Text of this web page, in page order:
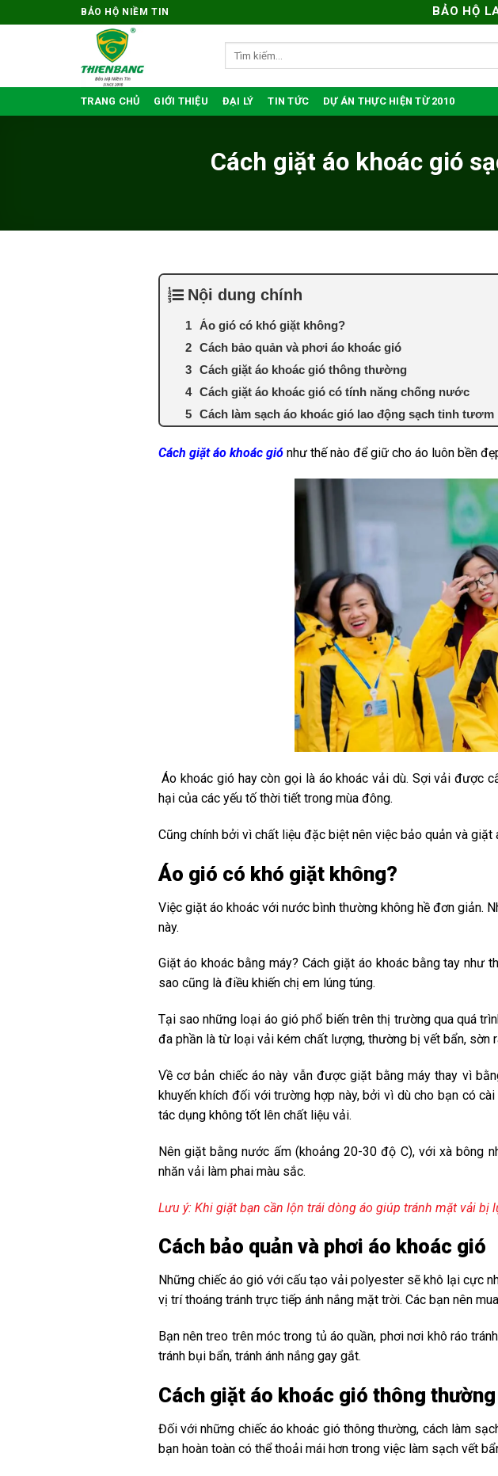
qua
BẢO HỘ NIỀM TIN BẢO HỘ
TRANG CHỦ GIỚI THIỆU ĐẠI LÝ TIN TỨC DỰ ÁN THỰC HIỆN TỪ 2010
Cách giặt áo khoác gió
Nội dung chính
Áo gió có khó giặt không?
Cách bảo quản và phơi áo khoác gió
Cách giặt áo khoác gió thông thường
Cách giặt áo khoác gió có tính năng chống nước
Cách làm sạch áo khoác gió lao động sạch tinh tươm
Cách giặt áo khoác giónhư thế nào để giữ cho áo luôn bền
Áo khoác gió hay còn gọi là áo khoác vải dù. Sợi vải được
hại của các yếu tố thời tiết trong mùa đông.
Cũng chính bởi vì chất liệu đặc biệt nên việc bảo quản và
Áo gió có khó giặt không?
Việc giặt áo khoác với nước bình thường không hề đơn giản.
này.
Giặt áo khoác bằng máy? Cách giặt áo khoác bằng tay như
sao cũng là điều khiến chị em lúng túng.
Tại sao những loại áo gió phổ biến trên thị trường qua quá
đa phần là từ loại vải kém chất lượng, thường bị vết bẩn, sờn
Về cơ bản chiếc áo này vẫn được giặt bằng máy thay vì
khuyến khích đối với trường hợp này, bởi vì dù cho bạn có
tác dụng không tốt lên chất liệu vải.
Nên giặt bằng nước ấm (khoảng 20-30 độ C), với xà bông
nhăn vải làm phai màu sắc.
Lưu ý: Khi giặt bạn cần lộn trái dòng áo giúp tránh mặt vải bị
Cách bảo quản và phơi áo khoác gió
Những chiếc áo gió với cấu tạo vải polyester sẽ khô lại cực
vị trí thoáng tránh trực tiếp ánh nắng mặt trời. Các bạn nên
Bạn nên treo trên móc trong tủ áo quần, phơi nơi khô ráo
tránh bụi bẩn, tránh ánh nắng gay gắt.
Cách giặt áo khoác gió thông thường
Đối với những chiếc áo khoác gió thông thường, cách làm
bạn hoàn toàn có thể thoải mái hơn trong việc làm sạch vết